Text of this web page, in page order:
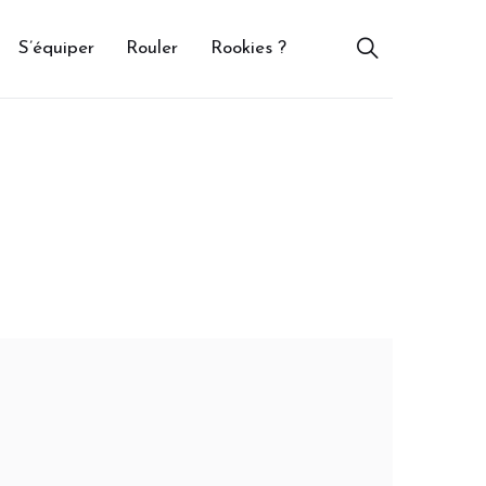
S’équiper Rouler Rookies ?